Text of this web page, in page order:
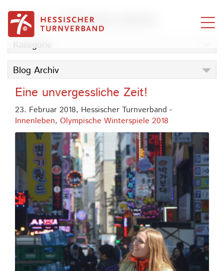
BLOGINNENLEBEN
Kategorie
Blog Archiv
Eine unvergessliche Zeit!
23. Februar 2018, Hessischer Turnverband -
Innenleben, Olympische Winterspiele 2018